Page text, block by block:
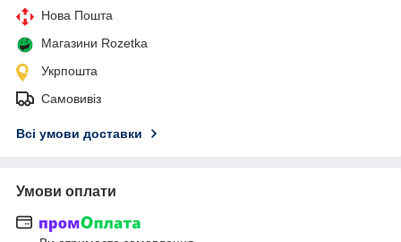
Нова Пошта
Магазини Rozetka
Укрпошта
Самовивіз
Всі умови доставки
Умови оплати